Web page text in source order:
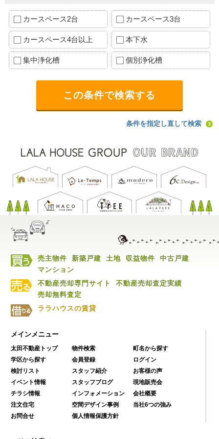
カースペース2台 カースペース3台
カースペース4台以上 本下水
集中浄化槽 個別浄化槽
条件を指定し直して検索
売主物件 新築戸建 土地 収益物件
中古戸建
マンション
不動産売却専門サイト
不動産売却査定実績
売却無料査定
ララハウスの賃貸
メインメニュー
太田不動産トップ 物件検索
町名から探す
学区から探す
会員登録
ログイン
検討リスト
スタッフ紹介
お客様の声
イベント情報
スタッフブログ
現地販売会
チラシ情報
インフォメーション
会社概要
注文住宅
空間デザイン事例
当社6つの強み
お問合せ
個人情報保護方針